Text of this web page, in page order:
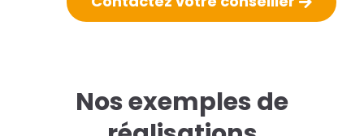
Nos exemples de